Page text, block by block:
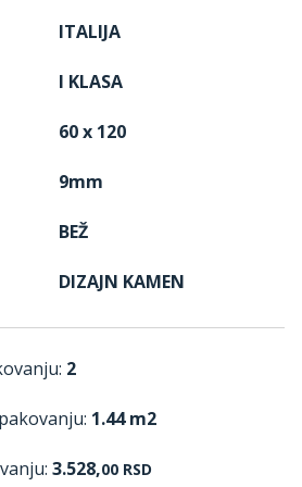
ITALIJA
I KLASA
60 x 120
9mm
BEŽ
DIZAJN KAMEN
2
1.44 m2
3.528,00 RSD